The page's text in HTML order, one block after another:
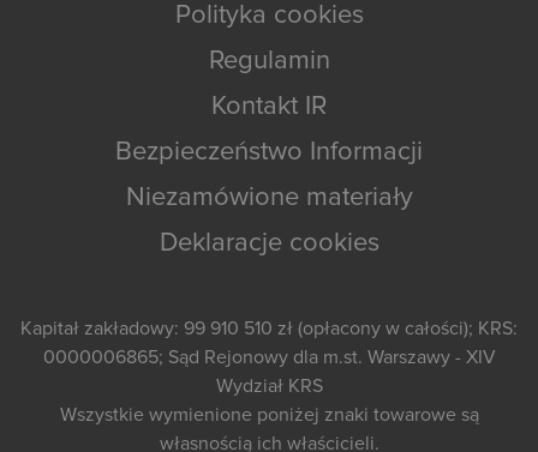
Polityka cookies
Regulamin
Kontakt IR
Bezpieczeństwo Informacji
Niezamówione materiały
Deklaracje cookies
Kapitał zakładowy: 99 910 510 zł (opłacony w całości); KRS:
0000006865; Sąd Rejonowy dla m.st. Warszawy - XIV
Wydział KRS
Wszystkie wymienione poniżej znaki towarowe są
własnością ich właścicieli.